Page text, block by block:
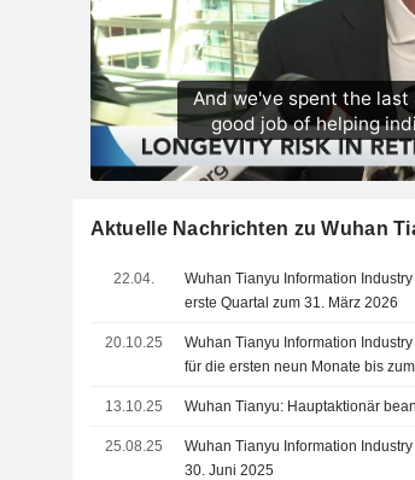
Aktuelle Nachrichten zu Wuhan
22.04.
Wuhan Tianyu Information
erste Quartal zum 31. März 2026
20.10.25
Wuhan Tianyu Information
für die ersten neun Monate bis
13.10.25 Wuhan Tianyu: Hauptaktionär
25.08.25
Wuhan Tianyu Information
30. Juni 2025